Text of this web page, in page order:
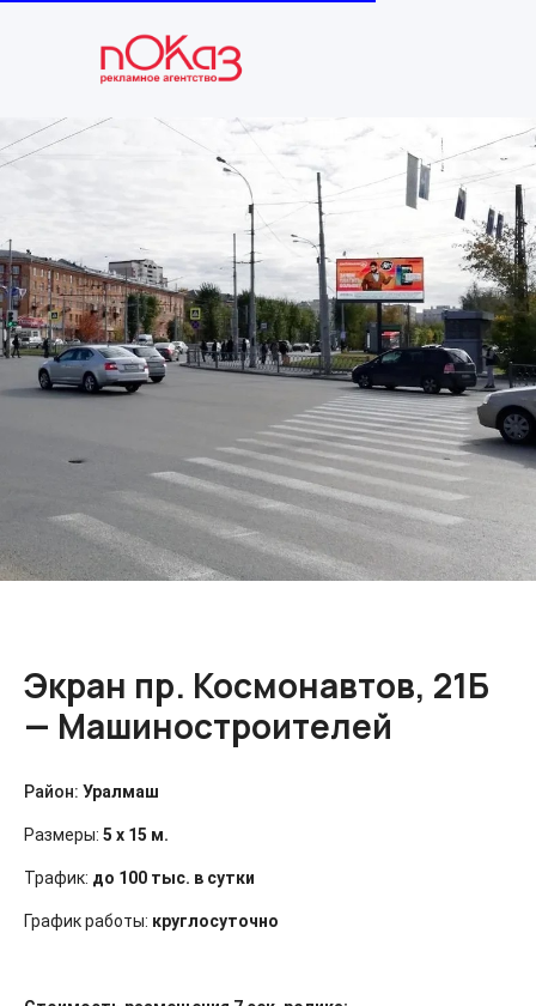
Экран пр. Космонавтов, 21Б
— Машиностроителей
Район: Уралмаш
Размеры: 5 х 15 м.
Трафик: до 100 тыс. в сутки
График работы: круглосуточно